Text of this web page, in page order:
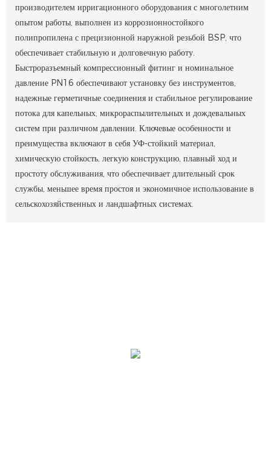
производителем ирригационного оборудования с многолетним
опытом работы, выполнен из коррозионностойкого
полипропилена с прецизионной наружной резьбой BSP, что
обеспечивает стабильную и долговечную работу.
Быстроразъемный компрессионный фитинг и номинальное
давление PN16 обеспечивают установку без инструментов,
надежные герметичные соединения и стабильное регулирование
потока для капельных, микрораспылительных и дождевальных
систем при различном давлении. Ключевые особенности и
преимущества включают в себя УФ-стойкий материал,
химическую стойкость, легкую конструкцию, плавный ход и
простоту обслуживания, что обеспечивает длительный срок
службы, меньшее время простоя и экономичное использование в
сельскохозяйственных и ландшафтных системах.